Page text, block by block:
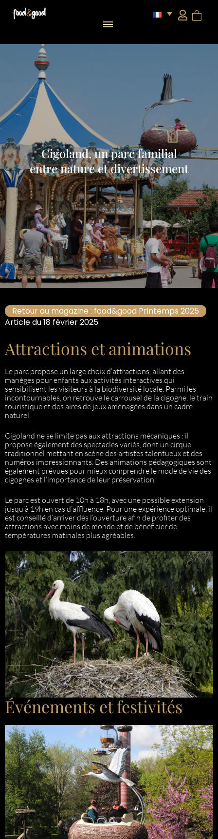
Cigoland, un parc familial
entre nature et divertissement
Retour au magazine : food&good Printemps 2025
Article du 18 février 2025
Attractions et animations
Le parc propose un large choix d’attractions, allant des
manèges pour enfants aux activités interactives qui
sensibilisent les visiteurs à la biodiversité locale. Parmi les
incontournables, on retrouve le carrousel de la cigogne, le train
touristique et des aires de jeux aménagées dans un cadre
naturel.
Cigoland ne se limite pas aux attractions mécaniques : il
propose également des spectacles variés, dont un cirque
traditionnel mettant en scène des artistes talentueux et des
numéros impressionnants. Des animations pédagogiques sont
également prévues pour mieux comprendre le mode de vie des
cigognes et l’importance de leur préservation.
Le parc est ouvert de 10h à 18h, avec une possible extension
jusqu’à 19h en cas d’affluence. Pour une expérience optimale, il
est conseillé d’arriver dès l’ouverture afin de profiter des
attractions avec moins de monde et de bénéficier de
températures matinales plus agréables.
Événements et festivités